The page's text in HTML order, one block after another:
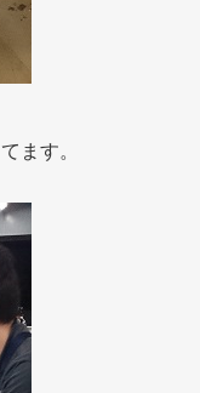
ます。